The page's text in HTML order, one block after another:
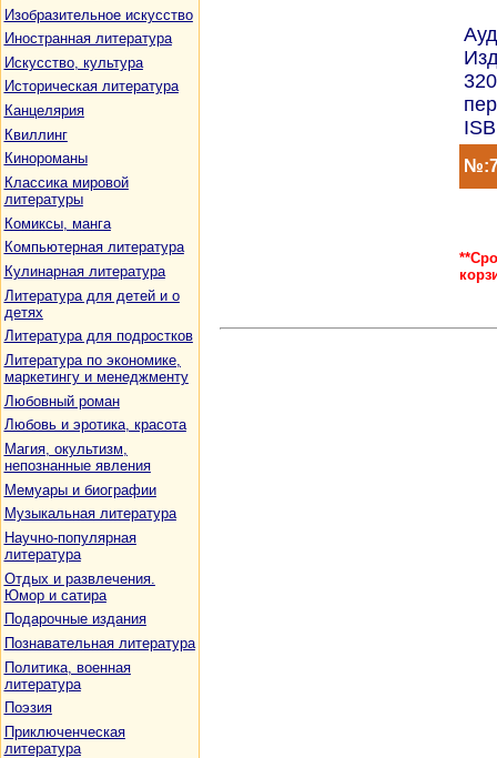
Изобразительное искусство
Иностранная литература
Искусство, культура
Историческая литература
Канцелярия
Квиллинг
Кинороманы
Классика мировой
литературы
Комиксы, манга
Компьютерная литература
Кулинарная литература
Литература для детей и о
детях
Литература для подростков
Литература по экономике,
маркетингу и менеджменту
Любовный роман
Любовь и эротика, красота
Магия, окультизм,
непознанные явления
Мемуары и биографии
Музыкальная литература
Научно-популярная
литература
Отдых и развлечения.
Юмор и сатира
Подарочные издания
Познавательная литература
Политика, военная
литература
Поэзия
Приключенческая
литература